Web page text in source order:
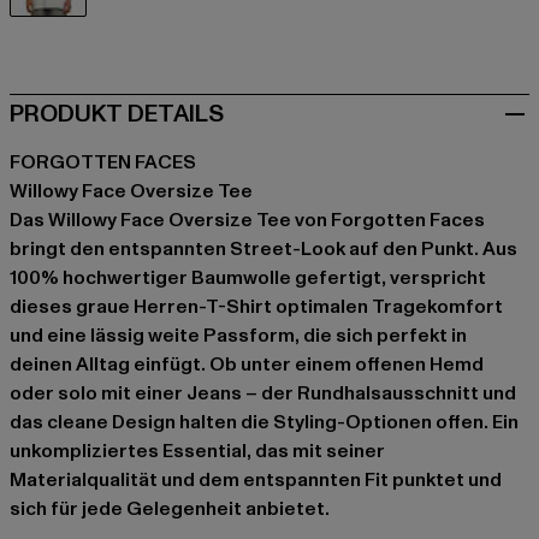
PRODUKT DETAILS
FORGOTTEN FACES
Willowy Face Oversize Tee
Das Willowy Face Oversize Tee von Forgotten Faces
bringt den entspannten Street-Look auf den Punkt. Aus
100% hochwertiger Baumwolle gefertigt, verspricht
dieses graue Herren-T-Shirt optimalen Tragekomfort
und eine lässig weite Passform, die sich perfekt in
deinen Alltag einfügt. Ob unter einem offenen Hemd
oder solo mit einer Jeans – der Rundhalsausschnitt und
das cleane Design halten die Styling-Optionen offen. Ein
unkompliziertes Essential, das mit seiner
Materialqualität und dem entspannten Fit punktet und
sich für jede Gelegenheit anbietet.